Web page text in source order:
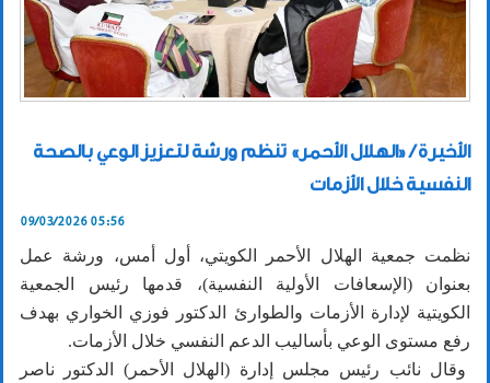
الأخيرة / «الهلال الأحمر» تنظم ورشة لتعزيز الوعي بالصحة
النفسية خلال الأزمات
09/03/2026 05:56
نظمت جمعية الهلال الأحمر الكويتي، أول أمس، ورشة عمل
بعنوان (الإسعافات الأولية النفسية)، قدمها رئيس الجمعية
الكويتية لإدارة الأزمات والطوارئ الدكتور فوزي الخواري بهدف
رفع مستوى الوعي بأساليب الدعم النفسي خلال الأزمات.
وقال نائب رئيس مجلس إدارة (الهلال الأحمر) الدكتور ناصر